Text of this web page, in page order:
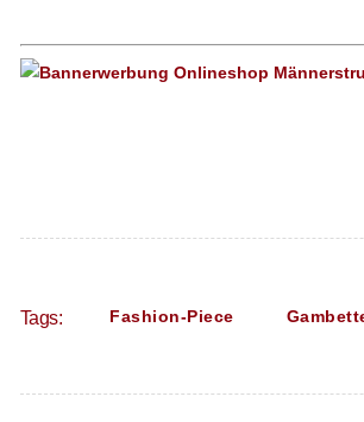
Tags: Fashion-Piece